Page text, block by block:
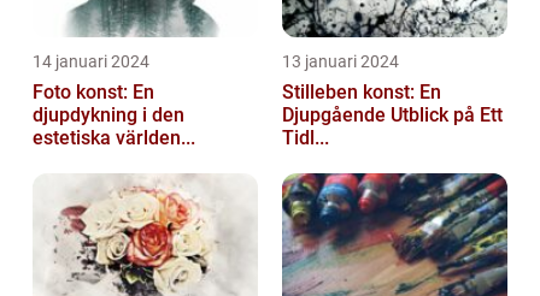
14 januari 2024
Foto konst: En
djupdykning i den
estetiska världen...
13 januari 2024
Stilleben konst: En
Djupgående Utblick på Ett
Tidl...